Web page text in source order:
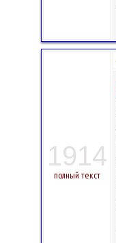
1914
полный текст